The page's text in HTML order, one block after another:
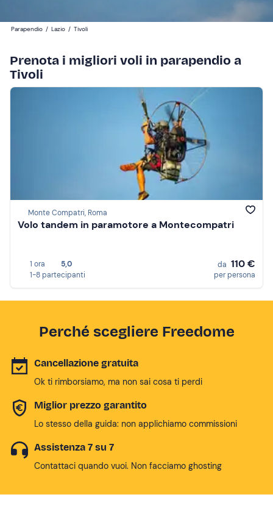
Parapendio / Lazio / Tivoli
Prenota i migliori voli in parapendio a
Tivoli
Monte Compatri, Roma
Volo tandem in paramotore a Montecompatri
1 ora
5,0
1-8 partecipanti
da 110 €
per persona
Perché scegliere Freedome
Cancellazione gratuita
Ok ti rimborsiamo, ma non sai cosa ti perdi
Miglior prezzo garantito
Lo stesso della guida: non applichiamo commissioni
Assistenza 7 su 7
Contattaci quando vuoi. Non facciamo ghosting